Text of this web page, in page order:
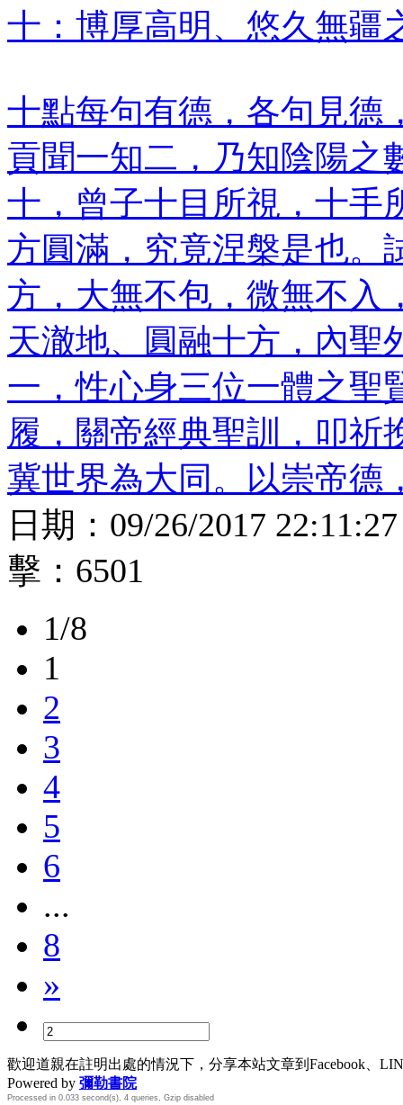
十：博厚高明、悠久無疆
十點每句有德，各句見德
貢聞一知二，乃知陰陽之
十，曾子十目所視，十手
方圓滿，究竟涅槃是也。
方，大無不包，微無不入
天澈地、圓融十方，內聖
一，性心身三位一體之聖
履，關帝經典聖訓，叩祈
冀世界為大同。以崇帝德
日期： 09/26/2017 22:11:27
擊： 6501
1/8
1
2
3
4
5
6
...
8
»
歡迎道親在註明出處的情況下，分享本站文章到Facebook、
Powered by 彌勒書院
Processed in 0.033 second(s), 4 queries, Gzip disabled